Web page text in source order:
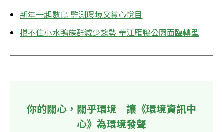
新年一起數鳥 監測環境又賞心悅目
擋不住小水鴨族群減少趨勢 華江雁鴨公園面臨轉型
你的關心，關乎環境—讓《環境資訊中
心》為環境發聲